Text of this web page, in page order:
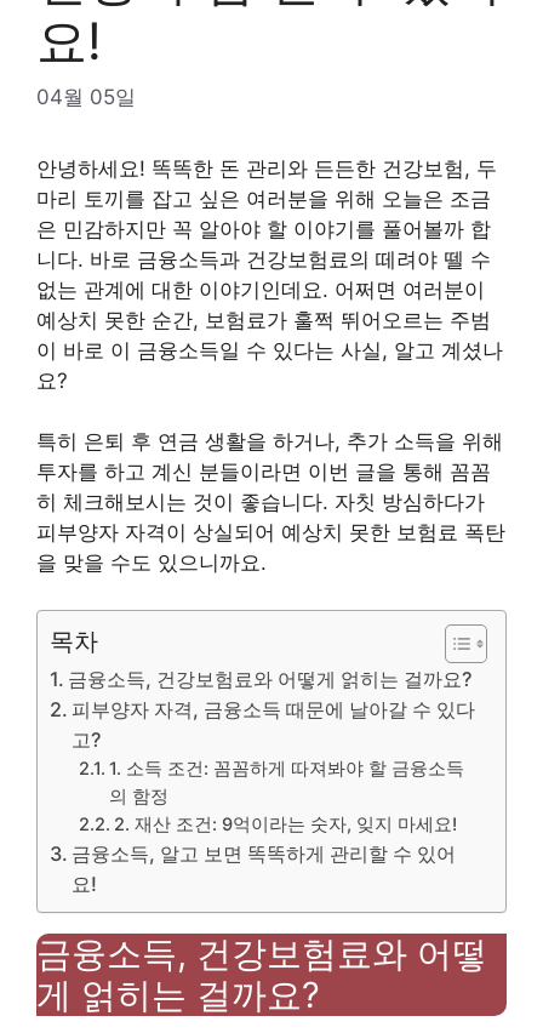
요!
04월 05일
안녕하세요! 똑똑한 돈 관리와 든든한 건강보험, 두
마리 토끼를 잡고 싶은 여러분을 위해 오늘은 조금
은 민감하지만 꼭 알아야 할 이야기를 풀어볼까 합
니다. 바로 금융소득과 건강보험료의 떼려야 뗄 수
없는 관계에 대한 이야기인데요. 어쩌면 여러분이
예상치 못한 순간, 보험료가 훌쩍 뛰어오르는 주범
이 바로 이 금융소득일 수 있다는 사실, 알고 계셨나
요?
특히 은퇴 후 연금 생활을 하거나, 추가 소득을 위해
투자를 하고 계신 분들이라면 이번 글을 통해 꼼꼼
히 체크해보시는 것이 좋습니다. 자칫 방심하다가
피부양자 자격이 상실되어 예상치 못한 보험료 폭탄
을 맞을 수도 있으니까요.
목차
금융소득, 건강보험료와 어떻게 얽히는 걸까요?
피부양자 자격, 금융소득 때문에 날아갈 수 있다
고?
1. 소득 조건: 꼼꼼하게 따져봐야 할 금융소득
의 함정
2. 재산 조건: 9억이라는 숫자, 잊지 마세요!
금융소득, 알고 보면 똑똑하게 관리할 수 있어
요!
금융소득, 건강보험료와 어떻
게 얽히는 걸까요?